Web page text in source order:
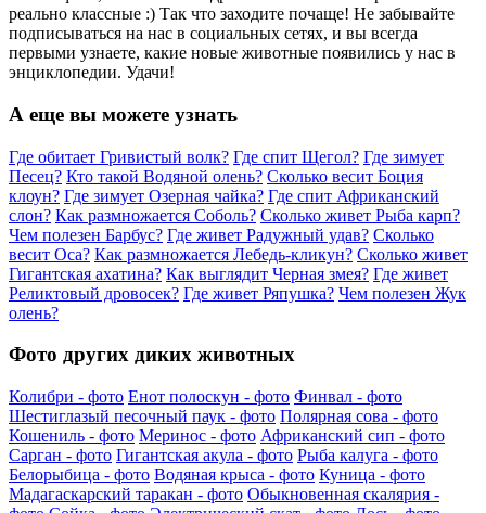
реально классные :) Так что заходите почаще! Не забывайте
подписываться на нас в социальных сетях, и вы всегда
первыми узнаете, какие новые животные появились у нас в
энциклопедии. Удачи!
А еще вы можете узнать
Где обитает Гривистый волк? Где спит Щегол? Где зимует
Песец? Кто такой Водяной олень? Сколько весит Боция
клоун? Где зимует Озерная чайка? Где спит Африканский
слон? Как размножается Соболь? Сколько живет Рыба карп?
Чем полезен Барбус? Где живет Радужный удав? Сколько
весит Оса? Как размножается Лебедь-кликун? Сколько живет
Гигантская ахатина? Как выглядит Черная змея? Где живет
Реликтовый дровосек? Где живет Ряпушка? Чем полезен Жук
олень?
Фото других диких животных
Колибри - фото Енот полоскун - фото Финвал - фото
Шестиглазый песочный паук - фото Полярная сова - фото
Кошениль - фото Меринос - фото Африканский сип - фото
Сарган - фото Гигантская акула - фото Рыба калуга - фото
Белорыбица - фото Водяная крыса - фото Куница - фото
Мадагаскарский таракан - фото Обыкновенная скалярия -